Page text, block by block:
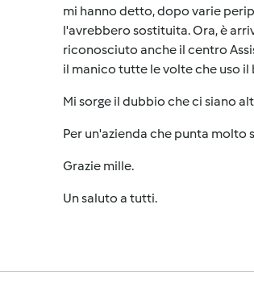
mi hanno detto, dopo varie
l'avrebbero sostituita. Ora, è
riconosciuto anche il centro
il manico tutte le volte che uso il
Mi sorge il dubbio che ci siano
Per un'azienda che punta molto
Grazie mille.
Un saluto a tutti.